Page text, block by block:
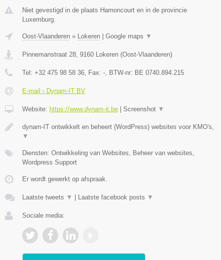
Niet gevestigd in de plaats Harnoncourt en in de provincie
Luxemburg.
Oost-Vlaanderen » Lokeren Google maps ▼
Pinnemanstraat 28, 9160 Lokeren (Oost-Vlaanderen)
Tel: +32 475 98 58 36, Fax: -, BTW-nr: BE 0740.894.215
E-mail › Dynam-IT BV
Website: https://www.dynam-it.be Screenshot ▼
dynam-IT ontwikkelt en beheert (WordPress) websites voor KMO's,
▼
Diensten: Ontwikkeling van Websites, Beheer van websites,
Wordpress Support
Er wordt gewerkt op afspraak.
Laatste tweets ▼ Laatste facebook posts ▼
Sociale media: